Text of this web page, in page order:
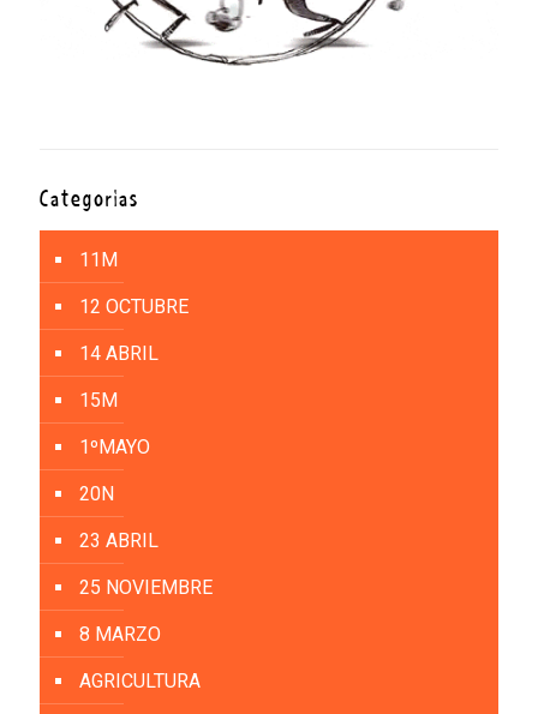
Categorías
11M
12 OCTUBRE
14 ABRIL
15M
1ºMAYO
20N
23 ABRIL
25 NOVIEMBRE
8 MARZO
AGRICULTURA